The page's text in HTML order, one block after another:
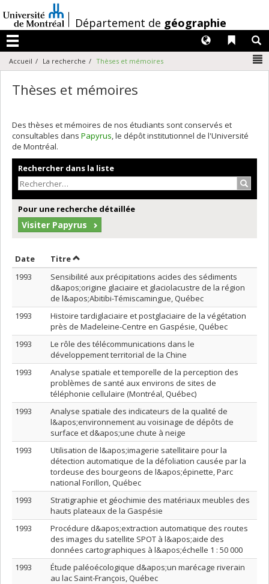
au
contenu
/Département de géographie
Menu
Liens
Langues
Accueil La recherche Thèses et mémoires
Thèses et mémoires
Des thèses et mémoires de nos étudiants sont conservés et
consultables dans Papyrus, le dépôt institutionnel de l'Université
de Montréal.
Rechercher dans la liste
Pour une recherche détaillée
Visiter Papyrus
Date Trier par date en ordre décroissant
TitreTrier par titre en ordre décroissant
1993
Sensibilité aux précipitations acides des sédiments
d&apos;origine glaciaire et glaciolacustre de la région
de l&apos;Abitibi-Témiscamingue, Québec
1993
Histoire tardiglaciaire et postglaciaire de la végétation
près de Madeleine-Centre en Gaspésie, Québec
1993
Le rôle des télécommunications dans le
développement territorial de la Chine
1993
Analyse spatiale et temporelle de la perception des
problèmes de santé aux environs de sites de
téléphonie cellulaire (Montréal, Québec)
1993
Analyse spatiale des indicateurs de la qualité de
l&apos;environnement au voisinage de dépôts de
surface et d&apos;une chute à neige
1993
Utilisation de l&apos;imagerie satellitaire pour la
détection automatique de la défoliation causée par la
tordeuse des bourgeons de l&apos;épinette, Parc
national Forillon, Québec
1993
Stratigraphie et géochimie des matériaux meubles des
hauts plateaux de la Gaspésie
1993
Procédure d&apos;extraction automatique des routes
des images du satellite SPOT à l&apos;aide des
données cartographiques à l&apos;échelle 1 : 50 000
1993
Étude paléoécologique d&apos;un marécage riverain
au lac Saint-François, Québec